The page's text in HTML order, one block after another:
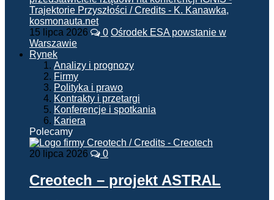
15 lipca 2026 0 Ośrodek ESA powstanie w
Warszawie
Rynek
Analizy i prognozy
Firmy
Polityka i prawo
Kontrakty i przetargi
Konferencje i spotkania
Kariera
Polecamy
20 lipca 2026 0
Creotech – projekt ASTRAL